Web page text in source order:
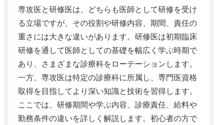
専攻医と研修医は、どちらも医師として研修を受け
る立場ですが、その役割や研修内容、期間、責任の
重さには大きな違いがあります。研修医は初期臨床
研修を通して医師としての基礎を幅広く学ぶ時期で
あり、さまざまな診療科をローテーションします。
一方、専攻医は特定の診療科に所属し、専門医資格
取得を目指してより深い知識と技術を習得します。
ここでは、研修期間や学ぶ内容、診療責任、給料や
勤務条件の違いを詳しく解説します。初心者の方で